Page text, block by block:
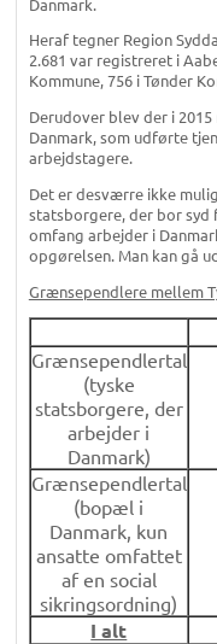
Heraf tegner Region
2.681 var registreret i
Kommune, 756 i Tønder
Derudover blev der i
Danmark, som udførte
arbejdstagere.
Det er desværre ikke
statsborgere, der bor
omfang arbejder i
opgørelsen. Man kan gå
Grænsependlere mellem
Grænsependlertal
(tyske
statsborgere, der
arbejder i
Danmark)
Grænsependlertal
(bopæl i
Danmark, kun
ansatte omfattet
af en social
sikringsordning)
I alt